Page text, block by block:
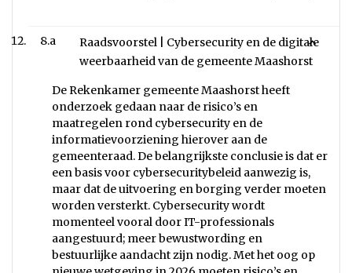
8.a
Raadsvoorstel | Cybersecurity en de digitale
weerbaarheid van de gemeente Maashorst
De Rekenkamer gemeente Maashorst heeft
onderzoek gedaan naar de risico’s en
maatregelen rond cybersecurity en de
informatievoorziening hierover aan de
gemeenteraad. De belangrijkste conclusie is dat er
een basis voor cybersecuritybeleid aanwezig is,
maar dat de uitvoering en borging verder moeten
worden versterkt. Cybersecurity wordt
momenteel vooral door IT-professionals
aangestuurd; meer bewustwording en
bestuurlijke aandacht zijn nodig. Met het oog op